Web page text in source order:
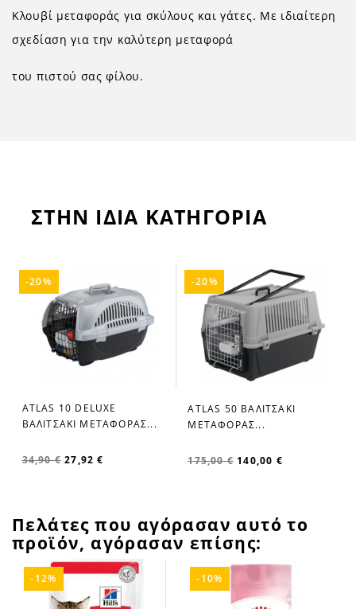
Κλουβί μεταφοράς για σκύλους και γάτες. Με ιδιαίτερη
σχεδίαση για την καλύτερη μεταφορά
του πιστού σας φίλου.
ΣΤΗΝ ΙΔΙΑ ΚΑΤΗΓΟΡΙΑ
favorite_border
ATLAS 10 DELUXE
ΒΑΛΙΤΣΑΚΙ ΜΕΤΑΦΟΡΑΣ...
34,90 € 27,92 €
-20%
favorite_border
ATLAS 50 ΒΑΛΙΤΣΑΚΙ
ΜΕΤΑΦΟΡΑΣ...
175,00 € 140,00 €
-20%
Πελάτες που αγόρασαν αυτό το
προϊόν, αγόρασαν επίσης:
-12% -10%